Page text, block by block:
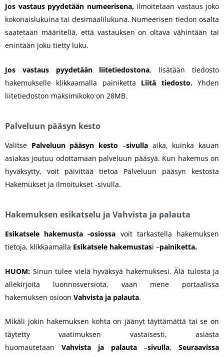
Jos vastaus pyydetään numeerisena, ilmoitetaan vastaus joko
kokonaislukuina tai desimaalilukuna. Numeerisen tiedon osalta
saatetaan määritellä, että vastauksen on oltava vähintään tai
enintään joku tietty luku.
Jos vastaus pyydetään liitetiedostona, lisätään tiedosto
hakemukselle klikkaamalla painiketta Liitä tiedosto.Yhden
liitetiedoston maksimikoko on 28MB.
Palveluun pääsyn kesto
Valitse Palveluun pääsyn kesto –sivullaaika, kuinka kauan
asiakas joutuu odottamaan palveluun pääsyä. Kun hakemus on
hyväksytty, voit päivittää tietoa Palveluun pääsyn kestosta
Hakemukset ja ilmoitukset -sivulla.
Hakemuksen esikatselu ja Vahvista ja palauta
Esikatsele hakemusta -osiossa voit tarkastella hakemuksen
tietoja, klikkaamalla Esikatsele hakemustasi –painiketta.
HUOM: Sinun tulee vielä hyväksyä hakemuksesi. Älä tulosta ja
allekirjoita luonnosversiota, vaan mene portaalissa
hakemuksen osioon Vahvista ja palauta.
Mikäli jokin hakemuksen kohta on jäänyt täyttämättä tai se on
täytetty vaatimuksen vastaisesti, asiasta
huomautetaan Vahvista ja palauta –sivulla, Seuraavissa